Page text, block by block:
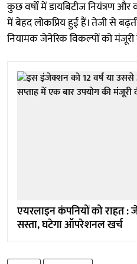
कुछ वर्षों में डायबिटीज नियंत्रण
में बेहद लोकप्रिय हुई हैं। तेजी से
नियामक जेनेरिक विकल्पों को मंजूरी
एयरलाइन कंपनियों को राहत :
सस्ता, घटेगा ऑपरेशनल खर्च